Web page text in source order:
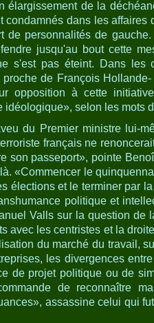
élargissement de la
condamnés dans les affaires
de personnalités de
jusqu'au bout cette
s'est pas éteint. Dans les
de François
opposition à cette
idéologique», selon les mots
du Premier ministre lui-
français ne
son passeport», pointe
«Commencer le
élections et le terminer par
politique et
Valls sur la question de
avec les centristes et la
du marché du travail,
les divergences
de projet politique ou de
de reconnaître
assassine celui qui